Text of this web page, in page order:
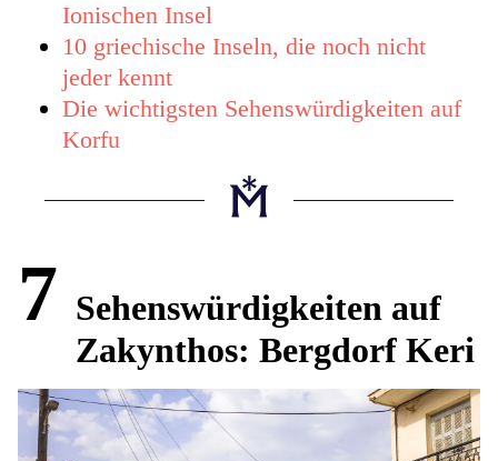
Ionischen Insel
10 griechische Inseln, die noch nicht
jeder kennt
Die wichtigsten Sehenswürdigkeiten auf
Korfu
7 Sehenswürdigkeiten auf
Zakynthos: Bergdorf Keri